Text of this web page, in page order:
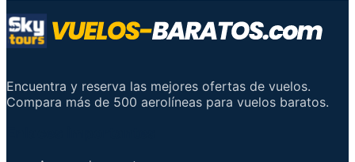
Encuentra y reserva las mejores ofertas de vuelos.
Compara más de 500 aerolíneas para vuelos baratos.